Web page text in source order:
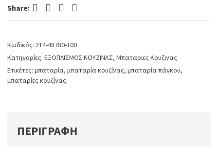
quantity
Share: Facebook Twitter Pinterest LinkedIn
Κωδικός: 214-48780-100
Κατηγορίες: ΕΞΟΠΛΙΣΜΟΣ ΚΟΥΖΙΝΑΣ, Μπαταριες Κουζινας
Ετικέτες: μπαταρία, μπαταρία κουζίνας, μπαταρία πάγκου,
μπαταρίες κουζίνας
ΠΕΡΙΓΡΑΦΉ